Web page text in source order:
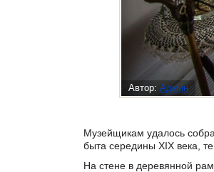
Автор: Админ
Музейщикам удалось
быта середины XIX века,
На стене в деревянной